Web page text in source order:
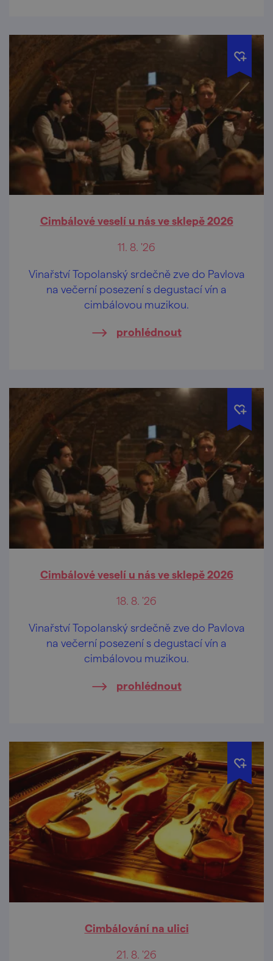
Cimbálové veselí u nás ve sklepě 2026
11. 8. '26
Vinařství Topolanský srdečně zve do Pavlova
na večerní posezení s degustací vín a
cimbálovou muzikou.
prohlédnout
Cimbálové veselí u nás ve sklepě 2026
18. 8. '26
Vinařství Topolanský srdečně zve do Pavlova
na večerní posezení s degustací vín a
cimbálovou muzikou.
prohlédnout
Cimbálování na ulici
21. 8. '26